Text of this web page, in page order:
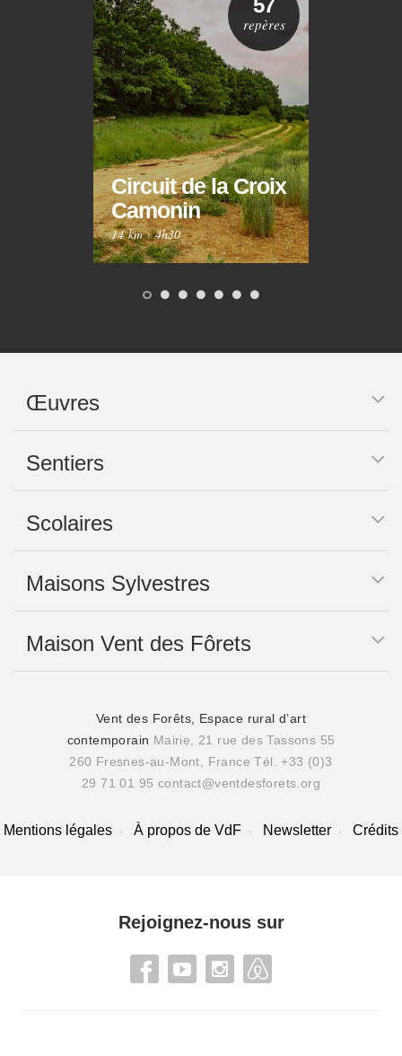
Circuit de la Croix
Camonin
14 km·4h30
repères
Œuvres
Sentiers
Scolaires
Maisons Sylvestres
Maison Vent des Fôrets
Vent des Forêts, Espace rural d’art
contemporain Mairie, 21 rue des Tassons 55
260 Fresnes-au-Mont, France Tél. +33 (0)3
29 71 01 95 contact@ventdesforets.org
Mentions légales À propos de VdF Newsletter Crédits
Rejoignez-nous sur